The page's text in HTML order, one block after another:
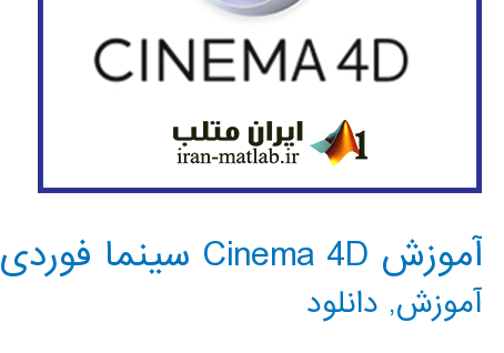
آموزش Cinema 4D سینما فوردی
آموزش, دانلود